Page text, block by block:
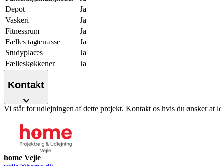
Depot
Ja
Vaskeri
Ja
Fitnessrum
Ja
Fælles tagterrasse
Ja
Studyplaces
Ja
Fælleskøkkener
Ja
Kontakt
Vi står for udlejningen af dette projekt. Kontakt os hvis du ønsker at
home Vejle